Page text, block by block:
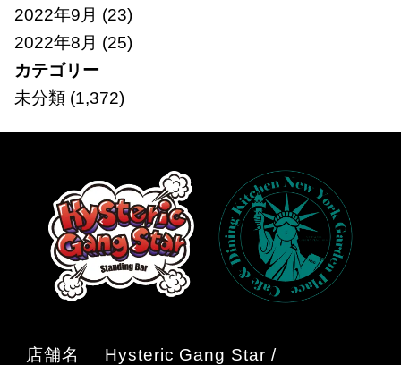
2022年9月 (23)
2022年8月 (25)
カテゴリー
未分類(1,372)
店舗名
Hysteric Gang Star /